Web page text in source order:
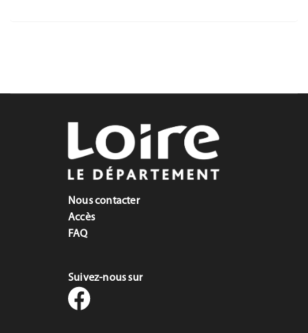
Nous contacter
Accès
FAQ
Suivez-nous sur